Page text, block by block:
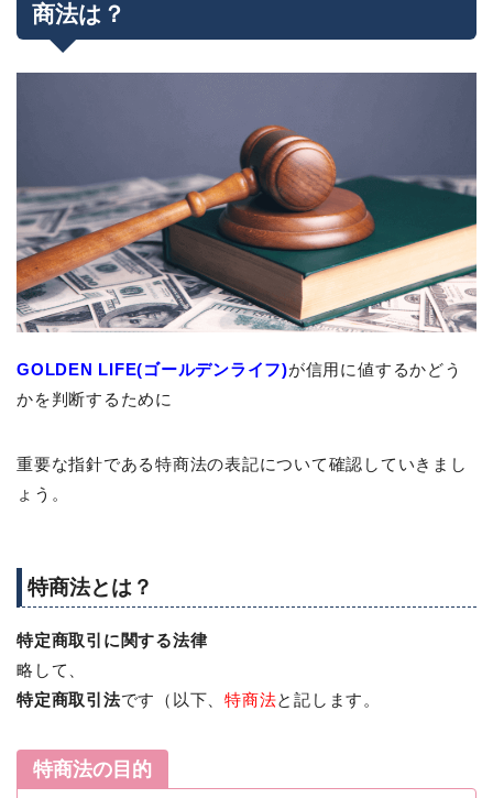
商法は？
GOLDEN LIFE(ゴールデンライフ)が信用に値するかどう
かを判断するために
重要な指針である特商法の表記について確認していきまし
ょう。
特商法とは？
特定商取引に関する法律
略して、
特定商取引法です（以下、特商法と記します。
特商法の目的